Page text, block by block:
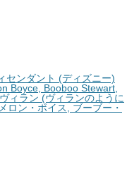
センダント (ディズニー)
Boyce, Booboo Stewart,
ィラン (ヴィランのように
ロン・ボイス, ブーブー・